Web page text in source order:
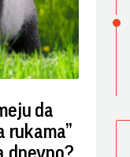
da
rukama”
dnevno?